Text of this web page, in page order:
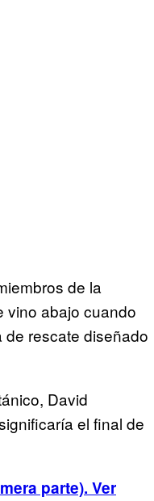
de la
vino abajo cuando
rescate diseñado
David
el final de
parte). Ver